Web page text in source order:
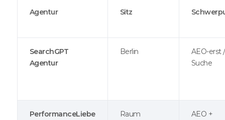
Agentur Sitz
SearchGPT
Agentur
Berlin
AEO-erst
Suche
PerformanceLiebe
Raum
AEO +